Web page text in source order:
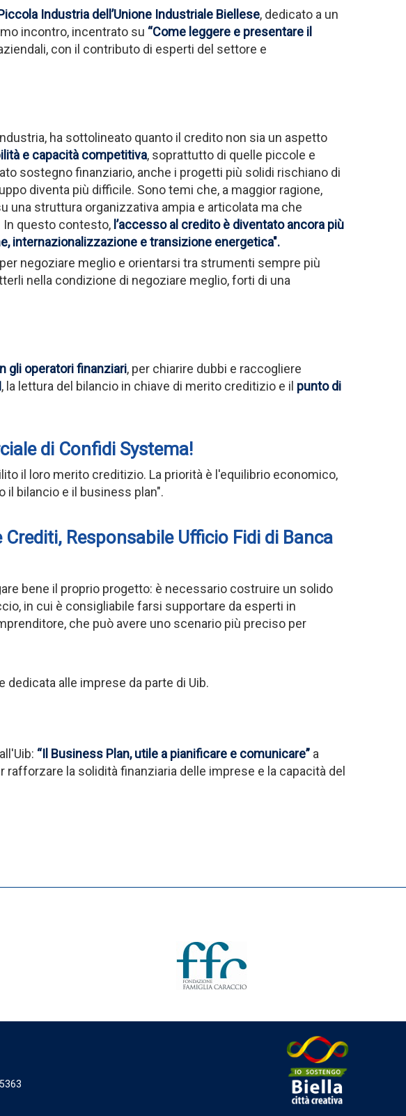
Industria dell’Unione Industriale Biellese, dedicato a un
incontro, incentrato su “Come leggere e presentare il
con il contributo di esperti del settore e
ha sottolineato quanto il credito non sia un aspetto
e capacità competitiva, soprattutto di quelle piccole e
sostegno finanziario, anche i progetti più solidi rischiano di
diventa più difficile. Sono temi che, a maggior ragione,
una struttura organizzativa ampia e articolata ma che
In questo contesto, l’accesso al credito è diventato ancora più
internazionalizzazione e transizione energetica".
negoziare meglio e orientarsi tra strumenti sempre più
nella condizione di negoziare meglio, forti di una
gli operatori finanziari, per chiarire dubbi e raccogliere
, la lettura del bilancio in chiave di merito creditizio e il punto di
di Confidi Systema!
il loro merito creditizio. La priorità è l'equilibrio economico,
il bilancio e il business plan".
Responsabile Ufficio Fidi di Banca
bene il proprio progetto: è necessario costruire un solido
in cui è consigliabile farsi supportare da esperti in
che può avere uno scenario più preciso per
alle imprese da parte di Uib.
“Il Business Plan, utile a pianificare e comunicare” a
rafforzare la solidità finanziaria delle imprese e la capacità del